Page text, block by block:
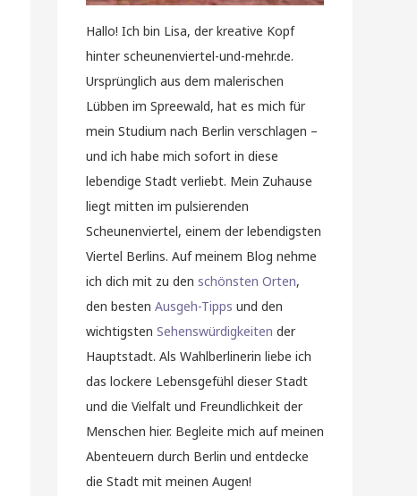
Hallo! Ich bin Lisa, der kreative Kopf
hinter scheunenviertel-und-mehr.de.
Ursprünglich aus dem malerischen
Lübben im Spreewald, hat es mich für
mein Studium nach Berlin verschlagen –
und ich habe mich sofort in diese
lebendige Stadt verliebt. Mein Zuhause
liegt mitten im pulsierenden
Scheunenviertel, einem der lebendigsten
Viertel Berlins. Auf meinem Blog nehme
ich dich mit zu den schönsten Orten,
den besten Ausgeh-Tipps und den
wichtigsten Sehenswürdigkeiten der
Hauptstadt. Als Wahlberlinerin liebe ich
das lockere Lebensgefühl dieser Stadt
und die Vielfalt und Freundlichkeit der
Menschen hier. Begleite mich auf meinen
Abenteuern durch Berlin und entdecke
die Stadt mit meinen Augen!